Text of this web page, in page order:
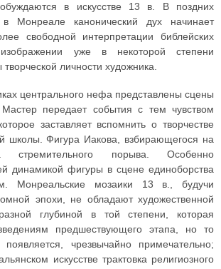
в искусстве 13 в. В поздних
Монреале канонический дух начинает
свободной интерпретации библейских
уже в некоторой степени
личности художника.
центрального нефа представлены сцены
передает события с тем чувством
заставляет вспомнить о творчестве
школы. Фигура Иакова, взбирающегося на
стремительного порыва. Особенно
динамикой фигуры в сцене единоборства
Монреальские мозаики 13 в., будучи
эпохи, не обладают художественной
глубиной в той степени, которая
предшествующего этапа, но то
чрезвычайно примечательно;
искусстве трактовка религиозного